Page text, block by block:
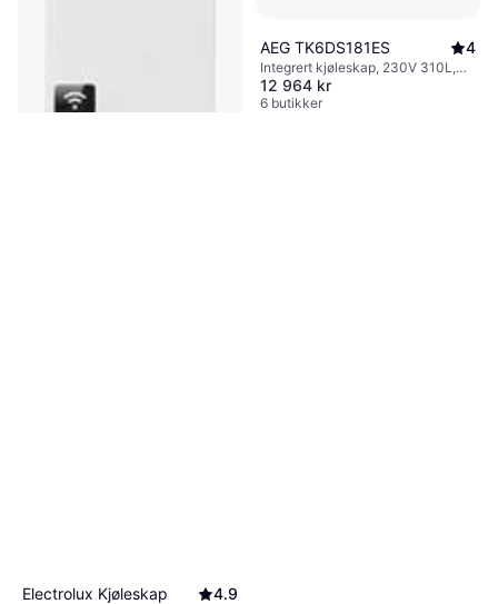
AEG TK6DS181ES 4
Integrert kjøleskap, 230V 310L,
Bredde: 55cm, Høyde: 177.2cm
12 964 kr
6 butikker
Electrolux Kjøleskap
4.9